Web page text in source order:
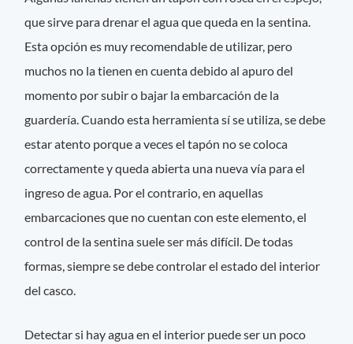
que sirve para drenar el agua que queda en la sentina.
Esta opción es muy recomendable de utilizar, pero
muchos no la tienen en cuenta debido al apuro del
momento por subir o bajar la embarcación de la
guardería. Cuando esta herramienta sí se utiliza, se debe
estar atento porque a veces el tapón no se coloca
correctamente y queda abierta una nueva vía para el
ingreso de agua. Por el contrario, en aquellas
embarcaciones que no cuentan con este elemento, el
control de la sentina suele ser más difícil. De todas
formas, siempre se debe controlar el estado del interior
del casco.
Detectar si hay agua en el interior puede ser un poco